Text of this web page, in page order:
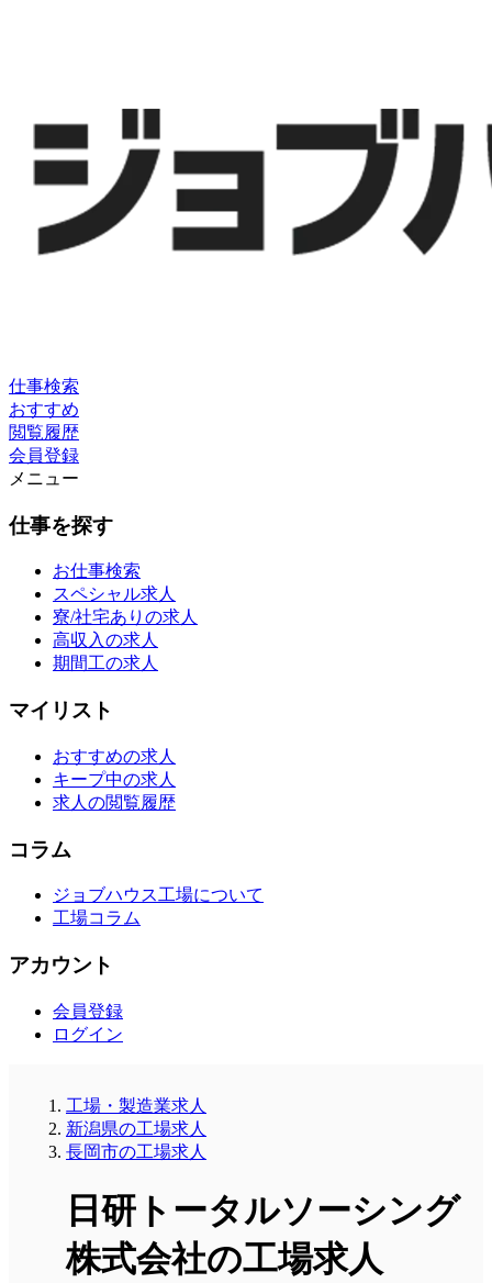
仕事検索
おすすめ
閲覧履歴
会員登録
メニュー
仕事を探す
お仕事検索
スペシャル求人
寮/社宅ありの求人
高収入の求人
期間工の求人
マイリスト
おすすめの求人
キープ中の求人
求人の閲覧履歴
コラム
ジョブハウス工場について
工場コラム
アカウント
会員登録
ログイン
工場・製造業求人
新潟県の工場求人
長岡市の工場求人
日研トータルソーシング
株式会社の工場求人